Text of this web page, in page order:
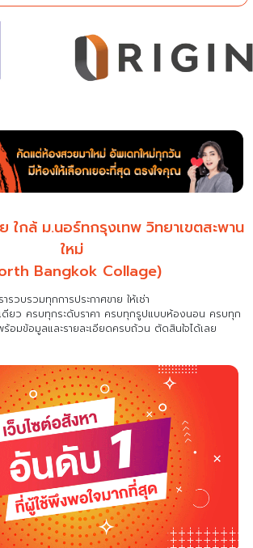
ใกล้ ม.นอร์ทกรุงเทพ วิทยาเขตสะพาน
ใหม่
Bangkok Collage)
ารวบรวมทุกการประกาศขาย ให้เช่า
ดียว ครบทุกระดับราคา ครบทุกรูปแบบห้องนอน ครบทุก
ร้อมข้อมูลและรายละเอียดครบถ้วน ตัดสินใจได้เลย